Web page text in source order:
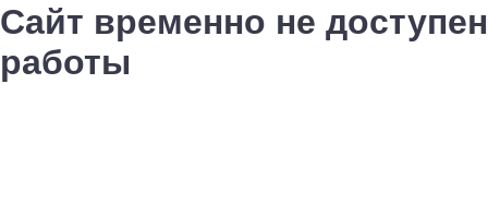
Сайт временно не
работы